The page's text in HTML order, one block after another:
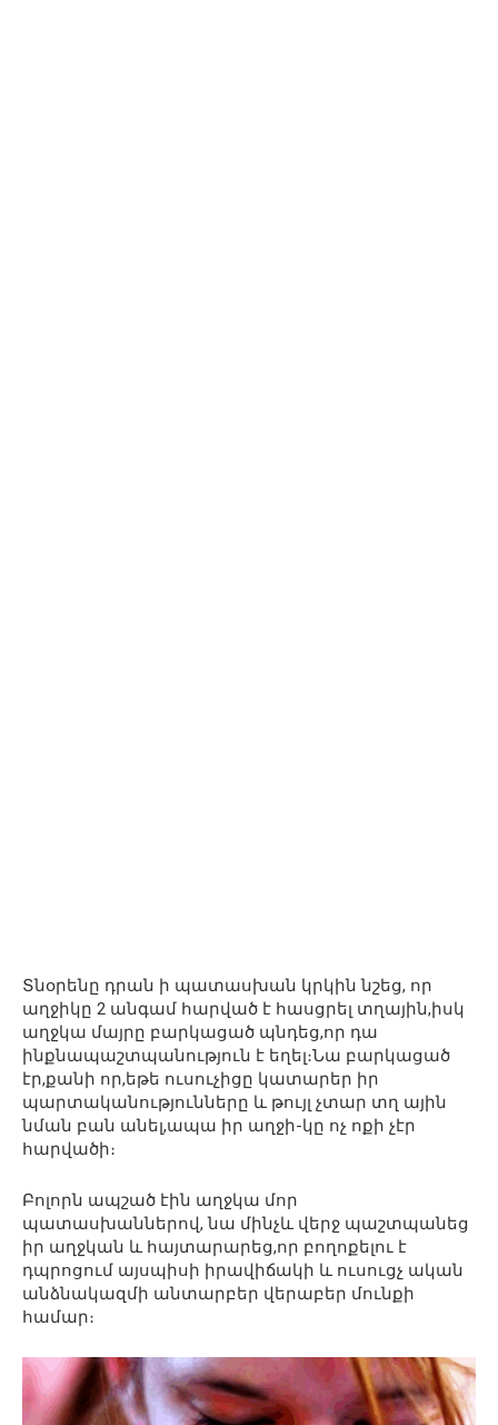
Տնօրենը դրան ի պատասխան կրկին նշեց, որ
աղջիկը 2 անգամ հարված է հասցրել տղային,իսկ
աղջկա մայրը բարկացած պնդեց,որ դա
ինքնապաշտպանություն է եղել։Նա բարկացած
էր,քանի որ,եթե ուսուչիցը կատարեր իր
պարտականությունները և թույլ չտար տղ ային
նման բան անել,ապա իր աղջի-կը ոչ ոքի չէր
հարվածի։
Բոլորն ապշած էին աղջկա մոր
պատասխաններով, նա մինչև վերջ պաշտպանեց
իր աղջկան և հայտարարեց,որ բողոքելու է
դպրոցում այսպիսի իրավիճակի և ուսուցչ ական
անձնակազմի անտարբեր վերաբեր մունքի
համար։